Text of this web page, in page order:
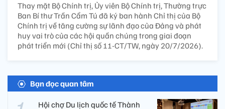
Thay mặt Bộ Chính trị, Ủy viên Bộ Chính trị, Thường trực
Ban Bí thư Trần Cẩm Tú đã ký ban hành Chỉ thị của Bộ
Chính trị về tăng cường sự lãnh đạo của Đảng và phát
huy vai trò của các hội quần chúng trong giai đoạn
phát triển mới (Chỉ thị số 11-CT/TW, ngày 20/7/2026).
Bạn đọc quan tâm
Hội chợ Du lịch quốc tế Thành